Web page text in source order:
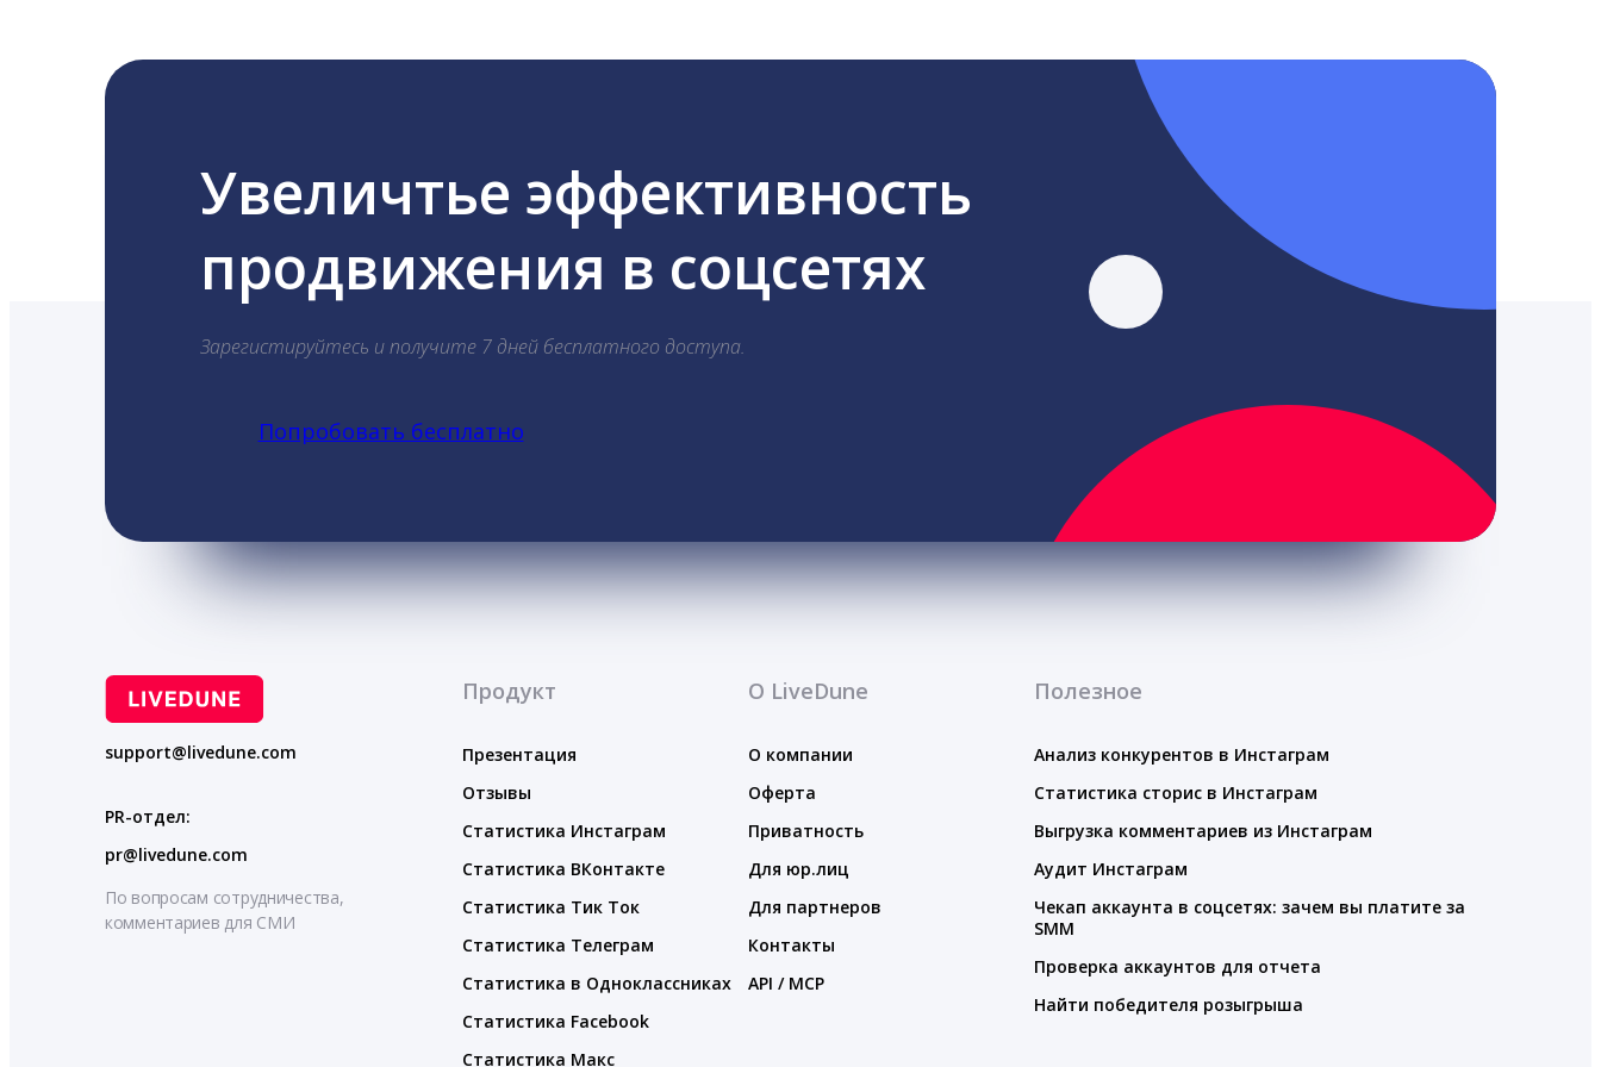
Увеличтье эффективность
продвижения в соцсетях
Зарегистируйтесь и получите 7 дней бесплатного доступа.
Попробовать бесплатно
support@livedune.com
PR-отдел:
pr@livedune.com
По вопросам сотрудничества,
комментариев для СМИ
Продукт
Презентация
Отзывы
Статистика Инстаграм
Статистика ВКонтакте
Статистика Тик Ток
Статистика Телеграм
Статистика в Одноклассниках
Статистика Facebook
Статистика Макс
О LiveDune
О компании
Оферта
Приватность
Для юр.лиц
Для партнеров
Контакты
API / MCP
Полезное
Анализ конкурентов в Инстаграм
Статистика сторис в Инстаграм
Выгрузка комментариев из Инстаграм
Аудит Инстаграм
Чекап аккаунта в соцсетях: зачем вы платите за
SMM
Проверка аккаунтов для отчета
Найти победителя розыгрыша